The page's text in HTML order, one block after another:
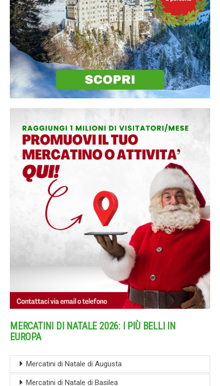
MERCATINI DI NATALE 2026: I PIÙ BELLI IN
EUROPA
Mercatini di Natale di Augusta
Mercatini di Natale di Basilea